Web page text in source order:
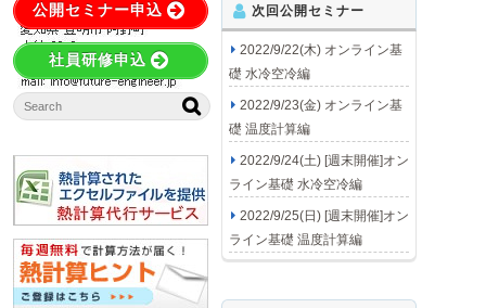
公開セミナー申込
社員研修申込
次回公開セミナー
2022/9/22(木) オンライン基
礎 水冷空冷編
2022/9/23(金) オンライン基
礎 温度計算編
2022/9/24(土) [週末開催]オン
ライン基礎 水冷空冷編
2022/9/25(日) [週末開催]オン
ライン基礎 温度計算編